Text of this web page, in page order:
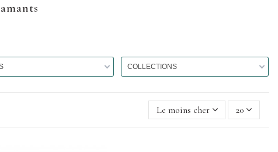
COLLECTIONS
Le moins cher 20